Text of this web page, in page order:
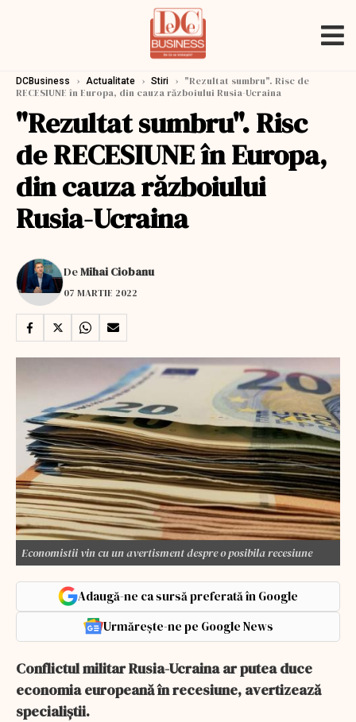
DCBusiness › Actualitate › Stiri › "Rezultat sumbru". Risc de
RECESIUNE în Europa, din cauza războiului Rusia-Ucraina
"Rezultat sumbru". Risc
de RECESIUNE în Europa,
din cauza războiului
Rusia-Ucraina
DeMihai Ciobanu
07 MARTIE 2022
Economistii vin cu un avertisment despre o posibila recesiune
Adaugă-ne ca sursă preferată în Google
Urmărește-ne pe Google News
Conflictul militar Rusia-Ucraina ar putea duce
economia europeană în recesiune, avertizează
specialiştii.